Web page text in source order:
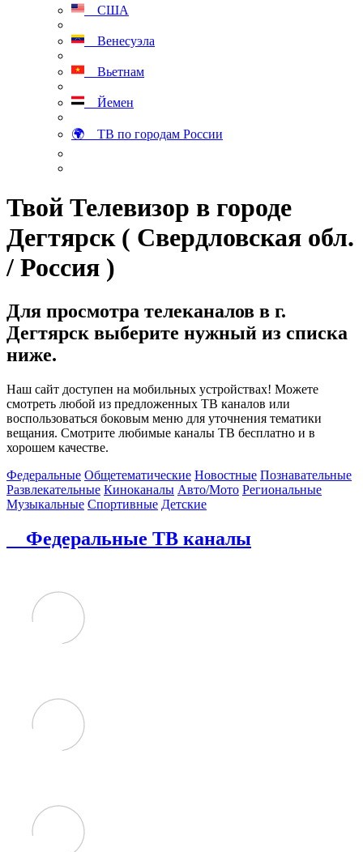
США
Венесуэла
Вьетнам
Йемен
🌍 ТВ по городам России
Твой Телевизор в городе
Дегтярск ( Свердловская обл.
/ Россия )
Для просмотра телеканалов в г.
Дегтярск выберите нужный из списка
ниже.
Наш сайт доступен на мобильных устройствах! Можете
смотреть любой из предложенных ТВ каналов или
воспользоваться боковым меню для уточнения тематики
вещания. Смотрите любимые каналы ТВ бесплатно и в
хорошем качестве.
Федеральные Общетематические Новостные Познавательные
Развлекательные Киноканалы Авто/Мото Региональные
Музыкальные Спортивные Детские
Федеральные ТВ каналы